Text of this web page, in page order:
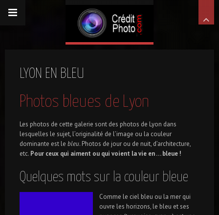
LYON EN BLEU
Photos bleues de Lyon
Les photos de cette galerie sont des photos de Lyon dans
lesquelles le sujet, l’originalité de l’image ou la couleur
dominante est le bleu. Photos de jour ou de nuit, d’architecture,
etc. Pour ceux qui aiment ou qui voient la vie en … bleue !
Quelques mots sur la couleur bleue
Comme le ciel bleu ou la mer qui
ouvre les horizons, le bleu et ses